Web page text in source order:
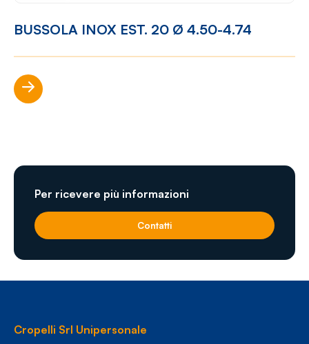
BUSSOLA INOX EST. 20 Ø 4.50-4.74
Scopri di più
Per ricevere più informazioni
Contatti
Cropelli Srl Unipersonale